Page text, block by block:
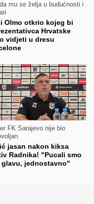
mu se želja u budućnosti i
Olmo otkrio kojeg bi
Hrvatske
vidjeti u dresu
FK Sarajevo nije bio
jasan nakon kiksa
Radnika! "Pucali smo
glavu, jednostavno"